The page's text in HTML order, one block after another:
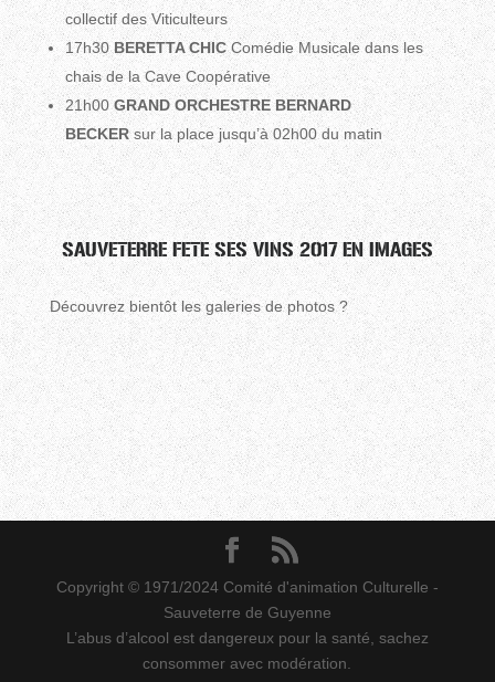
collectif des Viticulteurs
17h30BERETTA CHICComédie Musicale dans les
chais de la Cave Coopérative
21h00 GRAND ORCHESTRE BERNARD
BECKERsur la place jusqu’à 02h00 du matin
SAUVETERRE FETE SES VINS 2017 EN IMAGES
Découvrez bientôt les galeries de photos ?
Copyright © 1971/2024 Comité d'animation Culturelle -
Sauveterre de Guyenne
L’abus d’alcool est dangereux pour la santé, sachez
consommer avec modération.